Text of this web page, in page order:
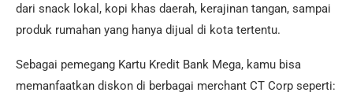
dari snack lokal, kopi khas daerah, kerajinan tangan, sampai
produk rumahan yang hanya dijual di kota tertentu.
Sebagai pemegang Kartu Kredit Bank Mega, kamu bisa
memanfaatkan diskon di berbagai merchant CT Corp seperti: